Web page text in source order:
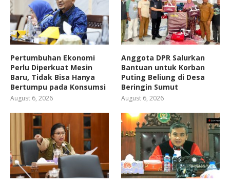
Pertumbuhan Ekonomi
Perlu Diperkuat Mesin
Baru, Tidak Bisa Hanya
Bertumpu pada Konsumsi
August 6, 2026
Anggota DPR Salurkan
Bantuan untuk Korban
Puting Beliung di Desa
Beringin Sumut
August 6, 2026